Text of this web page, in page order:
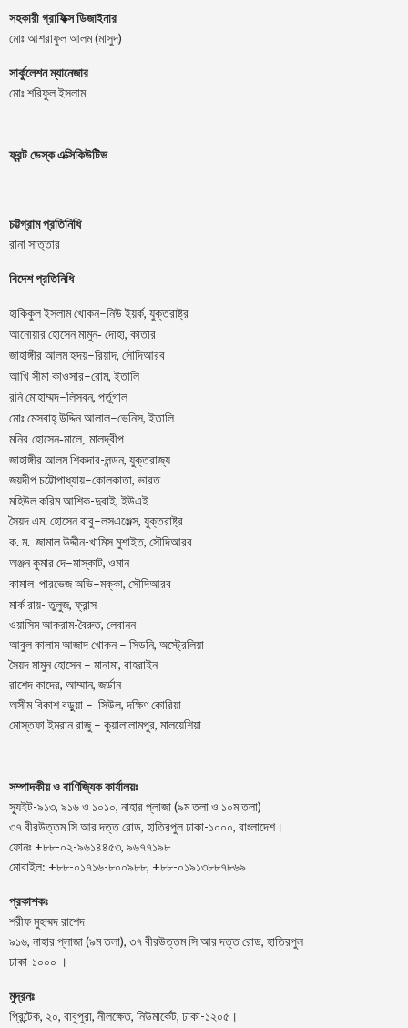
সহকারী গ্রাফিক্স ডিজাইনার
মোঃ আশরাফুল আলম (মাসুদ)
সার্কুলেশন ম্যানেজার
মোঃ শরিফুল ইসলাম
ফ্রন্ট ডেস্ক এক্সিকিউটিভ
চট্টগ্রাম প্রতিনিধি
রানা সাত্তার
বিদেশ প্রতিনিধি
হাকিকুল ইসলাম খোকন–নিউ ইয়র্ক, যুক্তরাষ্ট্র
আনোয়ার হোসেন মামুন- দোহা, কাতার
জাহাঙ্গীর আলম হৃদয়–রিয়াদ, সৌদিআরব
আখি সীমা কাওসার–রোম,ইতালি
রনি মোহাম্মদ–লিসবন, পর্তুগাল
মোঃ মেসবাহ্ উদ্দিন আলাল–ভেনিস,ইতালি
মনির হোসেন-মালে, মালদ্বীপ
জাহাঙ্গীর আলম শিকদার-লন্ডন, যুক্তরাজ্য
জয়দীপ চট্টোপাধ্যায়–কোলকাতা, ভারত
মহিউল করিম আশিক-দুবাই, ইউএই
সৈয়দ এম. হোসেন বাবু–লসএঞ্জেল্স, যুক্তরাষ্ট্র
ক. ম. জামাল উদ্দীন-খামিস মুশাইত, সৌদিআরব
অঞ্জন কুমার দে–মাস্কাট, ওমান
কামাল পারভেজ অভি–মক্কা, সৌদিআরব
মার্ক রায়- তুলুজ, ফ্রান্স
ওয়াসিম আকরাম-বৈরুত, লেবানন
আবুল কালাম আজাদ খোকন – সিডনি, অস্ট্রেলিয়া
সৈয়দ মামুন হোসেন – মানামা, বাহরাইন
রাশেদ কাদের, আম্মান, জর্ডান
অসীম বিকাশ বড়ুয়া – সিউল, দক্ষিণ কোরিয়া
মোস্তফা ইমরান রাজু – কুয়ালালামপুর, মালয়েশিয়া
সম্পাদকীয় ও বাণিজ্যিক কার্যালয়ঃ
স্যুইট-৯১৩, ৯১৬ ও ১০১০, নাহার প্লাজা (৯ম তলা ও ১০ম তলা)
৩৭ বীরউত্তম সি আর দত্ত রোড, হাতিরপুল ঢাকা-১০০০, বাংলাদেশ।
ফোনঃ +৮৮-০২-৯৬১৪৪৫৩, ৯৬৭৭১৯৮
মোবাইল: +৮৮-০১৭১৬-৮০০৯৮৮, +৮৮-০১৯১৩৮৮৭৮৬৯
প্রকাশকঃ
শরীফ মুহম্মদ রাশেদ
৯১৬, নাহার প্লাজা (৯ম তলা), ৩৭ বীরউত্তম সি আর দত্ত রোড, হাতিরপুল
ঢাকা-১০০০ ।
মুদ্রনঃ
প্রিন্টেক, ২০, বাবুপুরা, নীলক্ষেত, নিউমার্কেট, ঢাকা-১২০৫।